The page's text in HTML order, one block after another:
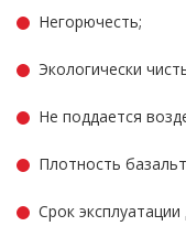
Негорючесть;
Экологически
Не поддается
Плотность
Срок эксплуатации